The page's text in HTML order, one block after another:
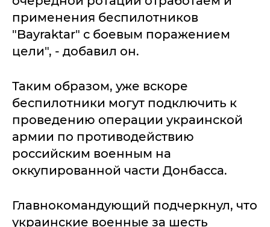
применения беспилотников
"Bayraktar" с боевым поражением
цели", - добавил он.
Таким образом, уже вскоре
беспилотники могут подключить к
проведению операции украинской
армии по противодействию
российским военным на
оккупированной части Донбасса.
Главнокомандующий подчеркнул, что
украинские военные за шесть